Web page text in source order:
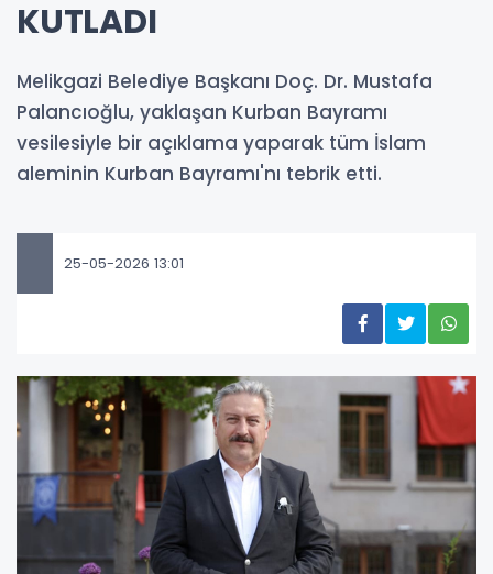
KUTLADI
Melikgazi Belediye Başkanı Doç. Dr. Mustafa
Palancıoğlu, yaklaşan Kurban Bayramı
vesilesiyle bir açıklama yaparak tüm İslam
aleminin Kurban Bayramı'nı tebrik etti.
25-05-2026 13:01